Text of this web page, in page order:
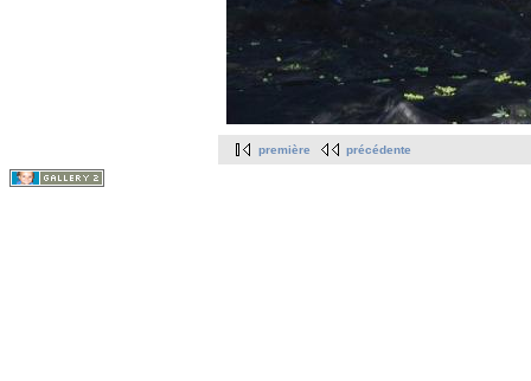
première précédente